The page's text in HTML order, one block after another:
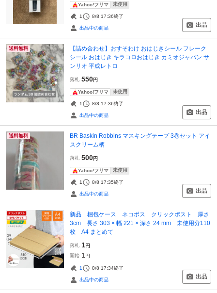
Yahoo!フリマ 未使用
1 8/8 17:36終了
出品中の商品 出品
送料無料
【詰め合わせ】おすそわけ おはじきシール フレーク
シール おはじき キラコロおはじき カミオジャパン サ
ンリオ 平成レトロ
落札 550円
Yahoo!フリマ 未使用
1 8/8 17:36終了
出品中の商品 出品
送料無料
BR Baskin Robbins マスキングテープ 3巻セット アイ
スクリーム柄
落札 500円
Yahoo!フリマ 未使用
1 8/8 17:35終了
出品中の商品 出品
新品 梱包ケース ネコポス クリックポスト 厚さ
3cm 長さ 303 × 幅 221 × 深さ 24 mm 未使用分110
枚 A4 まとめて
落札 1円
開始 1 円
1 8/8 17:34終了
出品中の商品 出品